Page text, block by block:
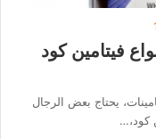
كود للرجال – أفضل 5 أنواع فيتامين كود
يحتاج بعض الرجال
كود،…